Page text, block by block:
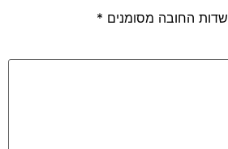
שדות החובה מסומנים *